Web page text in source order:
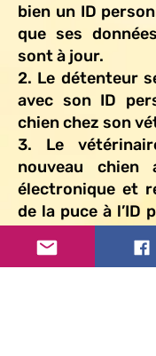
bien un ID
que ses
sont à jour.
2. Le détenteur
avec son ID
chien chez son
3. Le
nouveau chien
électronique et
de la puce à l’ID